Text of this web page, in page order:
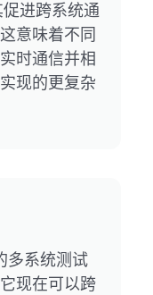
进跨系统通
意味着不同
时通信并相
现的更复杂
多系统测试
现在可以跨